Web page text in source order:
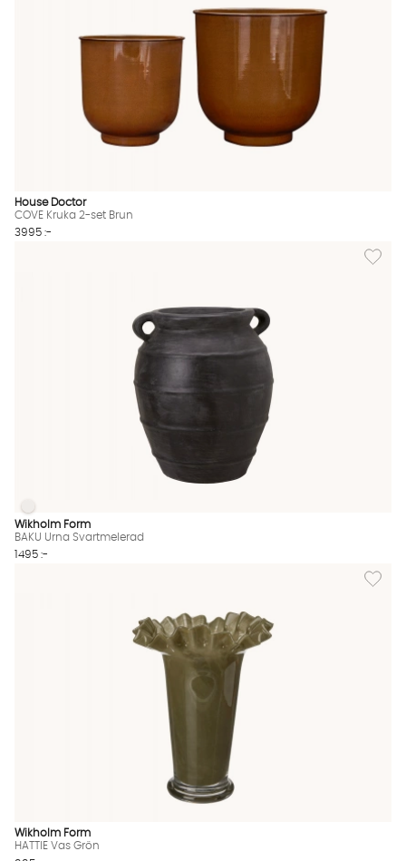
House Doctor
COVE Kruka 2-set Brun
3995 :-
Lägg
BAKU Urna Svartmelerad Finns även i dessa färger:
BAKU Urna Svartmelerad
Wikholm Form
BAKU Urna Svartmelerad
1495 :-
Lägg
Wikholm Form
HATTIE Vas Grön